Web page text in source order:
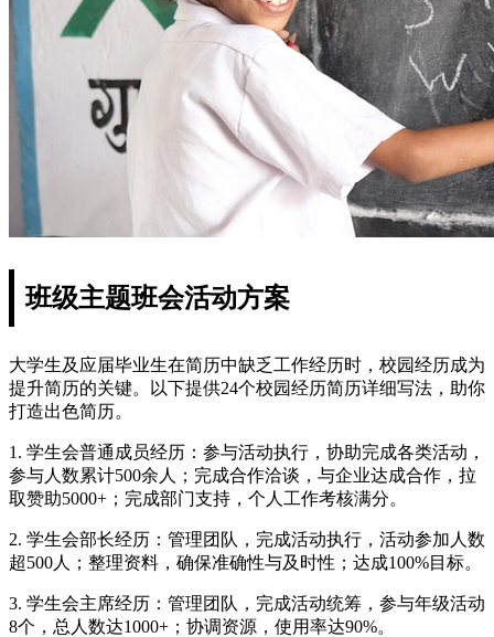
班级主题班会活动方案
大学生及应届毕业生在简历中缺乏工作经历时，校园经历成为
提升简历的关键。以下提供24个校园经历简历详细写法，助你
打造出色简历。
1. 学生会普通成员经历：参与活动执行，协助完成各类活动，
参与人数累计500余人；完成合作洽谈，与企业达成合作，拉
取赞助5000+；完成部门支持，个人工作考核满分。
2. 学生会部长经历：管理团队，完成活动执行，活动参加人数
超500人；整理资料，确保准确性与及时性；达成100%目标。
3. 学生会主席经历：管理团队，完成活动统筹，参与年级活动
8个，总人数达1000+；协调资源，使用率达90%。